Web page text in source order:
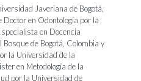
Javeriana de Bogotá,
en Odontología por la
en Docencia
de Bogotá, Colombia y
la Universidad de la
en Metodología de la
por la Universidad de